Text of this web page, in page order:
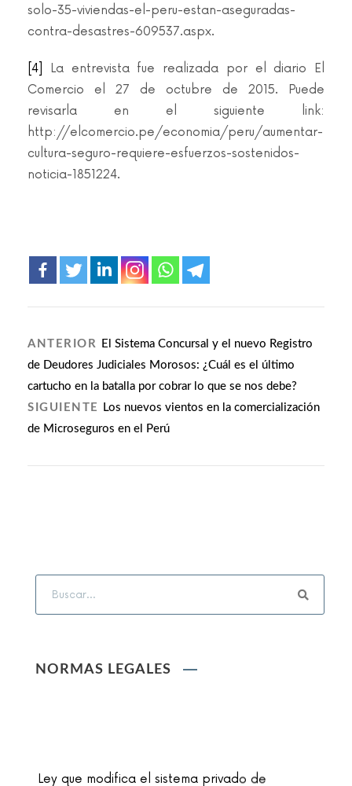
solo-35-viviendas-el-peru-estan-aseguradas-
contra-desastres-609537.aspx.
[4]
La entrevista fue realizada por el diario El
Comercio el 27 de octubre de 2015. Puede
revisarla en el siguiente link:
http://elcomercio.pe/economia/peru/aumentar-
cultura-seguro-requiere-esfuerzos-sostenidos-
noticia-1851224.
ANTERIOR El Sistema Concursal y el nuevo Registro
de Deudores Judiciales Morosos: ¿Cuál es el último
cartucho en la batalla por cobrar lo que se nos debe?
SIGUIENTE
Los nuevos vientos en la comercialización
de Microseguros en el Perú
NORMAS LEGALES
Ley que modifica el sistema privado de